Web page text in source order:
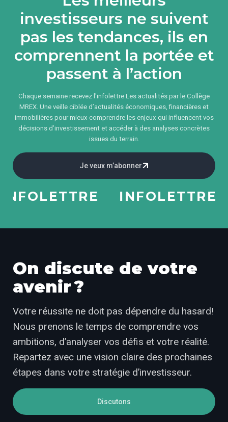
investisseurs ne suivent
pas les tendances, ils en
comprennent la portée et
passent à l’action
Chaque semaine recevez l'infolettre Les actualités par le Collège
MREX. Une veille ciblée d’actualités économiques, financières et
immobilières pour mieux comprendre les enjeux qui influencent vos
décisions d’investissement et accéder à des analyses concrètes
issues du terrain.
Je veux m’abonner
INFOLETTRE
On discute de votre
avenir ?
Votre réussite ne doit pas dépendre du hasard!
Nous prenons le temps de comprendre vos
ambitions, d’analyser vos défis et votre réalité.
Repartez avec une vision claire des prochaines
étapes dans votre stratégie d’investisseur.
Discutons